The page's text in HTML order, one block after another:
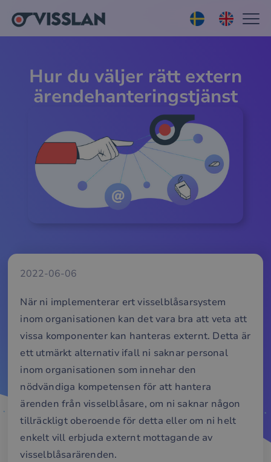
Hur du väljer rätt extern
ärendehanteringstjänst
2022-06-06
När ni implementerar ert visselblåsarsystem
inom organisationen kan det vara bra att veta att
vissa komponenter kan hanteras externt. Detta är
ett utmärkt alternativ ifall ni saknar personal
inom organisationen som innehar den
nödvändiga kompetensen för att hantera
ärenden från visselblåsare, om ni saknar någon
tillräckligt oberoende för detta eller om ni helt
enkelt vill erbjuda externt mottagande av
visselblåsarärenden.